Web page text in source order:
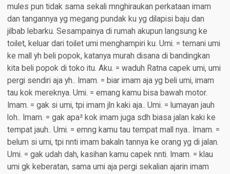
mules pun tidak sama sekali mnghiraukan perkataan imam
dan tangannya yg megang pundak ku yg dilapisi baju dan
jilbab lebarku. Sesampainya di rumah akupun langsung ke
toilet, keluar dari toilet umi menghampiri ku. Umi. = temani umi
ke mall yh beli popok, katanya murah disana di bandingkan
kita beli popok di toko itu. Aku. = waduh Ratna capek umi, umi
pergi sendiri aja yh.. Imam. = biar imam aja yg beli umi, imam
tau kok mereknya. Umi. = emang kamu bisa bawah motor.
Imam. = gak si umi, tpi imam jln kaki aja.. Umi. = lumayan jauh
loh.. Imam. = gak apa² kok imam juga sdh biasa jalan kaki ke
tempat jauh.. Umi. = emng kamu tau tempat mall nya.. Imam. =
belum si umi, tpi nnti imam bakaln tannya ke orang yg di jalan.
Umi. = gak udah dah, kasihan kamu capek nnti. Imam. = klau
umi gk keberatan, sama umi aja pergi sekalian ajarin imam